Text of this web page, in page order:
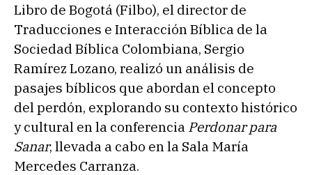
Libro de Bogotá (Filbo), el director de
Traducciones e Interacción Bíblica de la
Sociedad Bíblica Colombiana, Sergio
Ramírez Lozano, realizó un análisis de
pasajes bíblicos que abordan el concepto
del perdón, explorando su contexto histórico
y cultural en la conferencia Perdonar para
Sanar, llevada a cabo en la Sala María
Mercedes Carranza.